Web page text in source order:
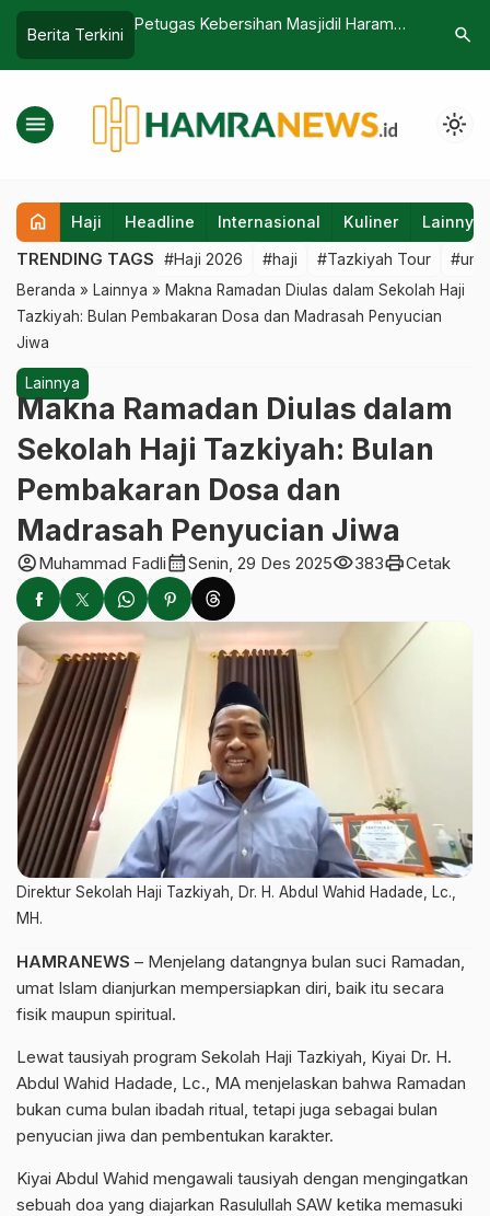
Berita Terkini
Arab Saudi Luncurkan Visa Umrah
Balik Selama Setahun
DPR RI
search
menu light_mode
home Haji Headline Internasional Kuliner Lainnya
TRENDING TAGS #Haji 2026 #haji #Tazkiyah Tour
Beranda » Lainnya » Makna Ramadan Diulas dalam Sekolah Haji
Tazkiyah: Bulan Pembakaran Dosa dan Madrasah Penyucian
Jiwa
Lainnya
Makna Ramadan Diulas dalam
Sekolah Haji Tazkiyah: Bulan
Pembakaran Dosa dan
Madrasah Penyucian Jiwa
account_circleMuhammad Fadlicalendar_monthSenin, 29 Des 2025visibility383printCetak
Direktur Sekolah Haji Tazkiyah, Dr. H. Abdul Wahid Hadade, Lc.,
MH.
HAMRANEWS – Menjelang datangnya bulan suci Ramadan,
umat Islam dianjurkan mempersiapkan diri, baik itu secara
fisik maupun spiritual.
Lewat tausiyah program Sekolah Haji Tazkiyah, Kiyai Dr. H.
Abdul Wahid Hadade, Lc., MA menjelaskan bahwa Ramadan
bukan cuma bulan ibadah ritual, tetapi juga sebagai bulan
penyucian jiwa dan pembentukan karakter.
Kiyai Abdul Wahid mengawali tausiyah dengan mengingatkan
sebuah doa yang diajarkan Rasulullah SAW ketika memasuki